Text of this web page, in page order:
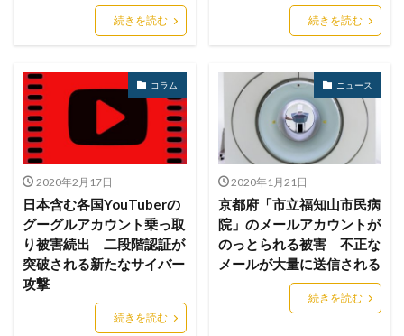
チェックポイント
チャットワーク
データベース
データ修復
データ復元
データ復旧
データ持ち出し
データ破壊
ディープフェイク
ディズニー
デザリング
デジタルフォレンジック
デバイス
テレマティクス
テレワークセミナー
テレワークのセキュリティ
どうなる
ドッペルゲンガードメイン
ドメイン
ドメイン名ハイジャック
トヨタ
トラフィック
トロイの木馬
ドン・キホーテ
なりすまし
続きを読む 続きを読む
コラム
2020年2月17日
日本含む各国YouTuberの
グーグルアカウント乗っ取
り被害続出 二段階認証が
突破される新たなサイバー
攻撃
続きを読む
ニュース
2020年1月21日
京都府「市立福知山市民病
院」のメールアカウントが
のっとられる被害 不正な
メールが大量に送信される
続きを読む